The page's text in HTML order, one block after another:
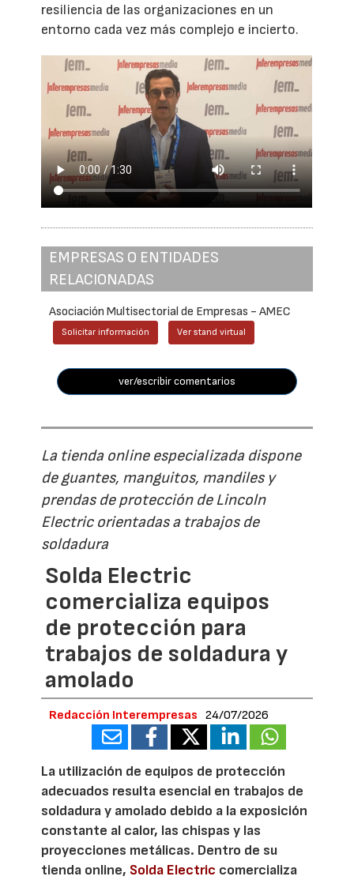
resiliencia de las organizaciones en un
entorno cada vez más complejo e incierto.
EMPRESAS O ENTIDADES
RELACIONADAS
Asociación Multisectorial de Empresas - AMEC
Solicitar información Ver stand virtual
ver/escribir comentarios
La tienda online especializada dispone
de guantes, manguitos, mandiles y
prendas de protección de Lincoln
Electric orientadas a trabajos de
soldadura
Solda Electric
comercializa equipos
de protección para
trabajos de soldadura y
amolado
Redacción Interempresas 24/07/2026
La utilización de equipos de protección
adecuados resulta esencial en trabajos de
soldadura y amolado debido a la exposición
constante al calor, las chispas y las
proyecciones metálicas. Dentro de su
tienda online, Solda Electric comercializa